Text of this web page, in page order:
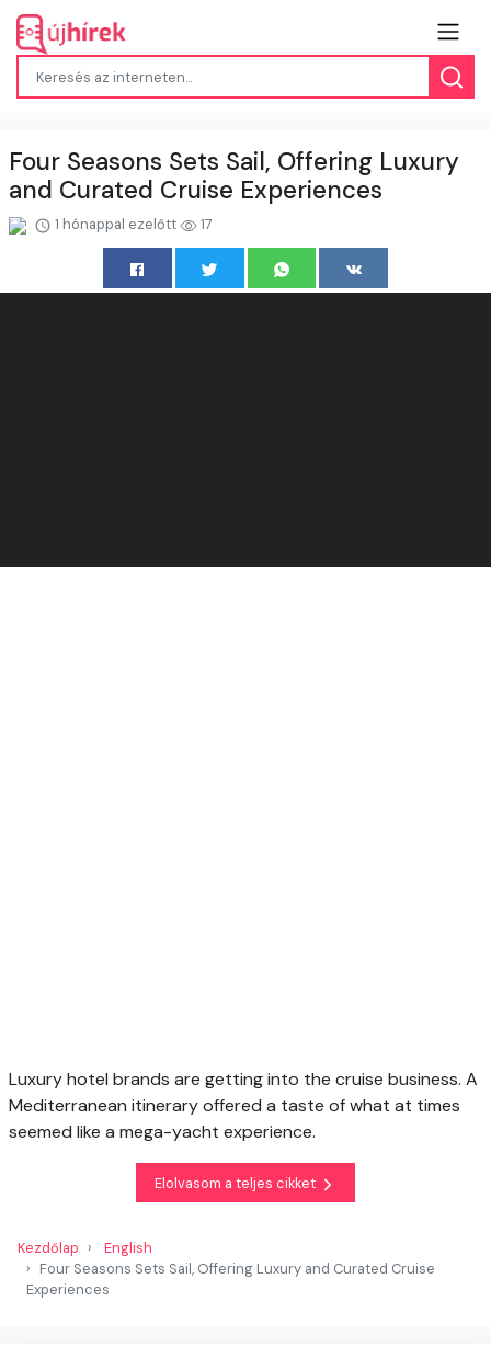
Four Seasons Sets Sail, Offering Luxury
and Curated Cruise Experiences
1 hónappal ezelőtt 17
Luxury hotel brands are getting into the cruise business. A
Mediterranean itinerary offered a taste of what at times
seemed like a mega-yacht experience.
Elolvasom a teljes cikket
Kezdőlap
English
Four Seasons Sets Sail, Offering Luxury and Curated Cruise
Experiences